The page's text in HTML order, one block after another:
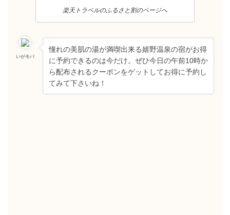
楽天トラベルのふるさと割のページへ
いがモバ
憧れの美肌の湯が満喫出来る嬉野温泉の宿がお得
に予約できるのは今だけ。ぜひ今日の午前10時か
ら配布されるクーポンをゲットしてお得に予約し
てみて下さいね！